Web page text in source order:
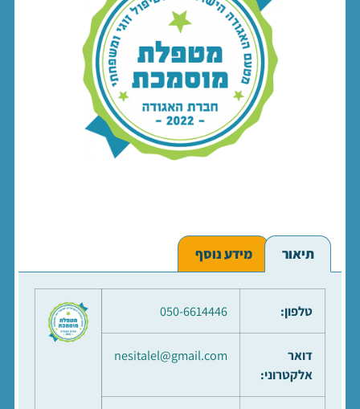
תיאור מידע נוסף
טלפון: 050-6614446
דואר
אלקטרוני:
nesitalel@gmail.com